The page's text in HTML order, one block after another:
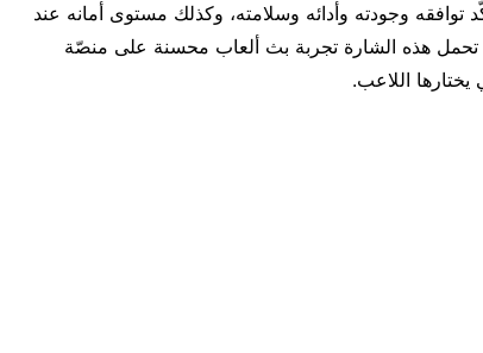
توافقه وجودته وأدائه وسلامته، وكذلك مستوى أمانه عند
تحمل هذه الشارة تجربة بث ألعاب محسنة على منصّة